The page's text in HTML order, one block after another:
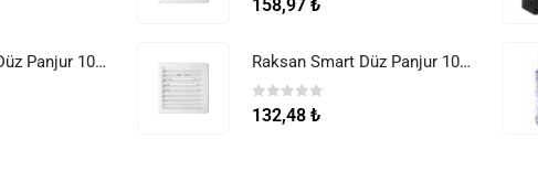
Raksan Smart Düz Panjur 100 mm Sinek Telli
158,97 ₺
Raksan Smart Düz Panjur 100 mm Sinek Telli
0 5 üzerinden
132,48 ₺